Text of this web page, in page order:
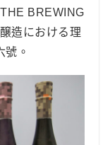
BREWING
造における理
號。